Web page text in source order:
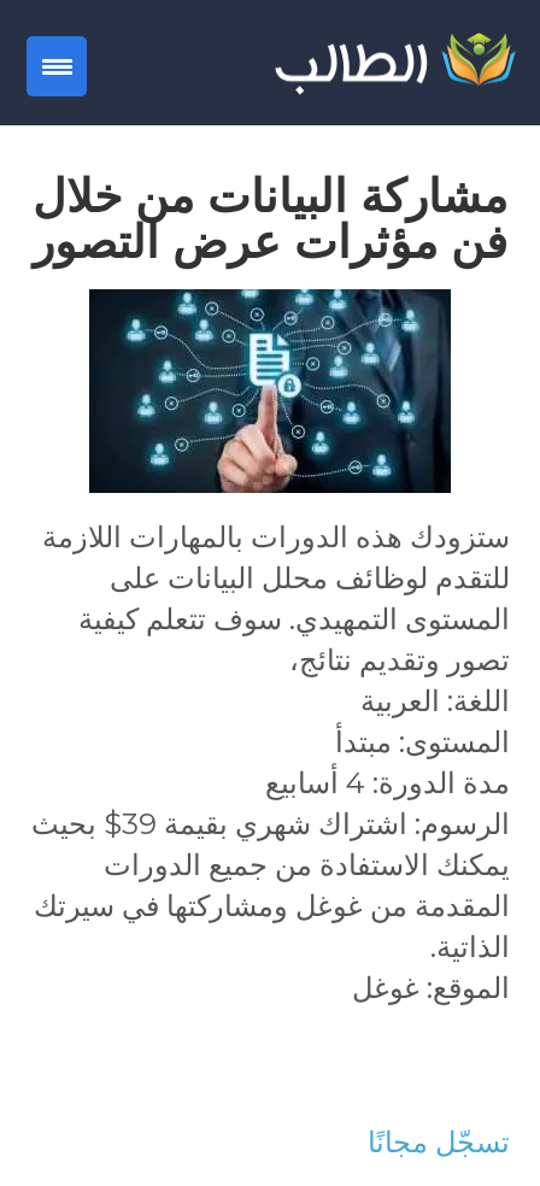
مشاركة البيانات من خلال
فن مؤثرات عرض التصور
ستزودك هذه الدورات بالمهارات اللازمة
للتقدم لوظائف محلل البيانات على
المستوى التمهيدي. سوف تتعلم كيفية
تصور وتقديم نتائج،
اللغة: العربية
المستوى: مبتدأ
مدة الدورة: 4 أسابيع
الرسوم: اشتراك شهري بقيمة 39$ بحيث
يمكنك الاستفادة من جميع الدورات
المقدمة من غوغل ومشاركتها في سيرتك
الذاتية.
الموقع: غوغل
تسجّل مجانًا